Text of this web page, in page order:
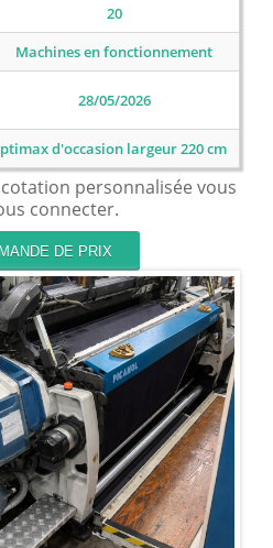
20
Machines en fonctionnement
28/05/2026
d'occasion largeur 220 cm
personnalisée vous
connecter.
DE PRIX